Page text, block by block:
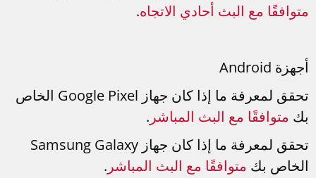
متوافقًا مع البث أحادي الاتجاه.
أجهزة Android
تحقق لمعرفة ما إذا كان جهاز Google Pixel الخاص
بكمتوافقًا مع البث المباشر.
تحقق لمعرفة ما إذا كان جهاز Samsung Galaxy
الخاص بكمتوافقًا مع البث المباشر.